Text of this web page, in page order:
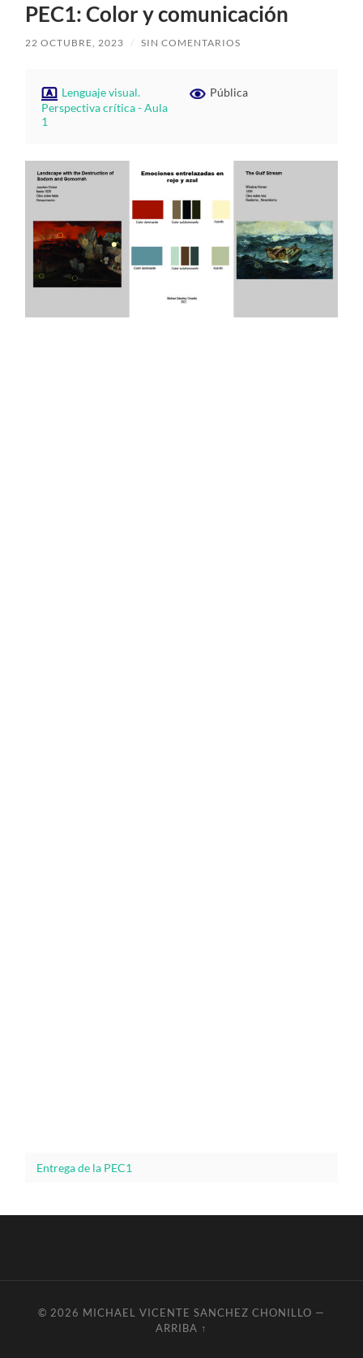
PEC1: Color y comunicación
22 OCTUBRE, 2023 / SIN COMENTARIOS
Lenguaje visual.
Perspectiva crítica - Aula
1
Pública
Entrega de la PEC1
© 2026 MICHAEL VICENTE SANCHEZ CHONILLO —
ARRIBA ↑